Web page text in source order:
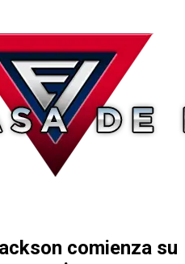
comienza su